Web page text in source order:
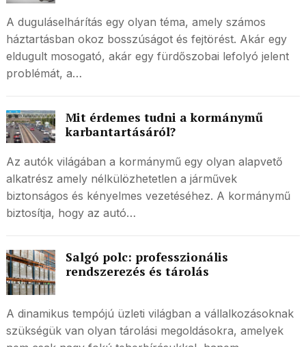
A duguláselhárítás egy olyan téma, amely számos
háztartásban okoz bosszúságot és fejtörést. Akár egy
eldugult mosogató, akár egy fürdőszobai lefolyó jelent
problémát, a…
Mit érdemes tudni a kormánymű
karbantartásáról?
Az autók világában a kormánymű egy olyan alapvető
alkatrész amely nélkülözhetetlen a járművek
biztonságos és kényelmes vezetéséhez. A kormánymű
biztosítja, hogy az autó…
Salgó polc: professzionális
rendszerezés és tárolás
A dinamikus tempójú üzleti világban a vállalkozásoknak
szükségük van olyan tárolási megoldásokra, amelyek